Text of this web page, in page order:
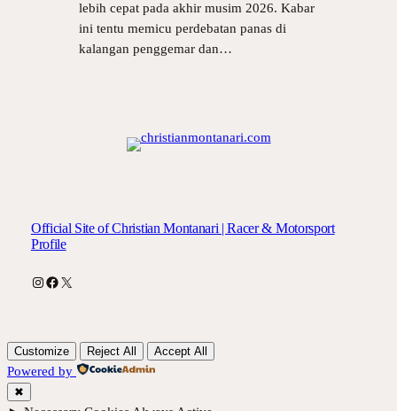
lebih cepat pada akhir musim 2026. Kabar
ini tentu memicu perdebatan panas di
kalangan penggemar dan…
Official Site of Christian Montanari | Racer & Motorsport
Profile
Instagram
Facebook
X
Customize Reject All Accept All
Powered by
✖